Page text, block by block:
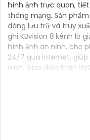
hình ảnh trực quan,
thông mạng. Sản phẩm
dàng lưu trữ và truy
ghi KBvision 8 kênh là
hình ảnh an ninh, cho
24/7 qua internet,
ninh. Giao diện thân